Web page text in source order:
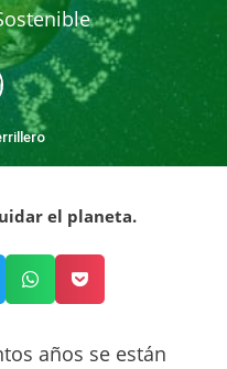
el planeta.
años se están